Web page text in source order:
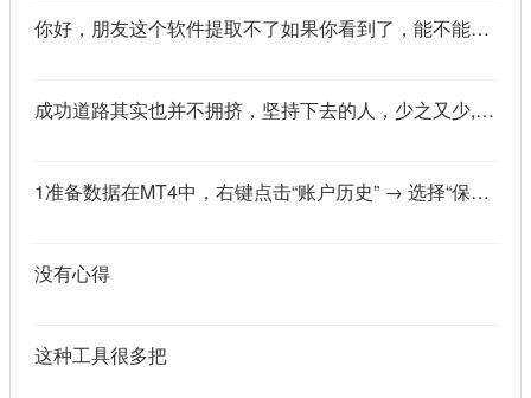
你好，朋友这个软件提取不了如果你看到了，能不能把这个纯净版的发我邮箱里不
成功道路其实也并不拥挤，坚持下去的人，少之又少,说的真好
1准备数据在MT4中，右键点击“账户历史” → 选择“保存为详细户口结单” → 保存为一个HTML文件。用Excel打开这个HTML文件，或者打开它并复制全部内容，粘贴到一个空白Excel工作表中。2使用你的.xlsm文件打开你已经保存好的“MT4报表合并神器.xlsm”文件。将上一步中未处理的两行数据，复制并粘贴到这个.xlsm文件的第一个工作表中。3运行宏在Excel中，按快捷键 Alt + F8 打开“宏”对话框。选择名为 MergeMT4Statement_Ultimate 的宏，然后点击“执行”或“运行”。4完成宏运行后，你会发现原本错位成两行的数据，已经自动合并成一行了。
没有心得
这种工具很多把